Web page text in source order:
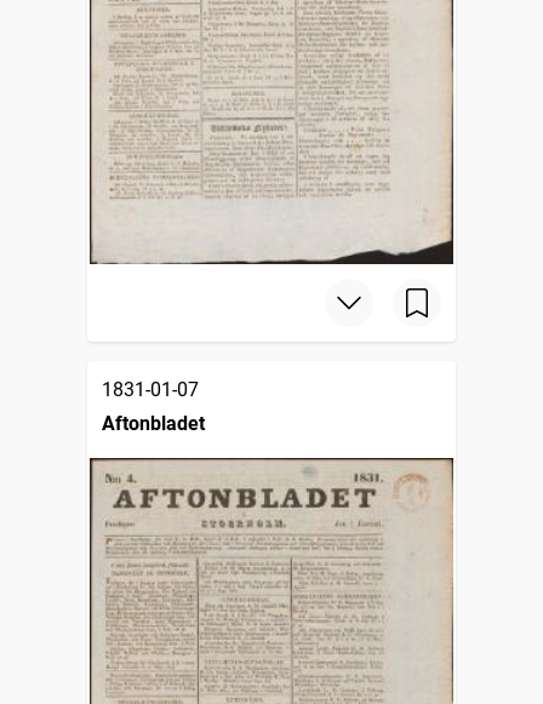
1831-01-07
Aftonbladet